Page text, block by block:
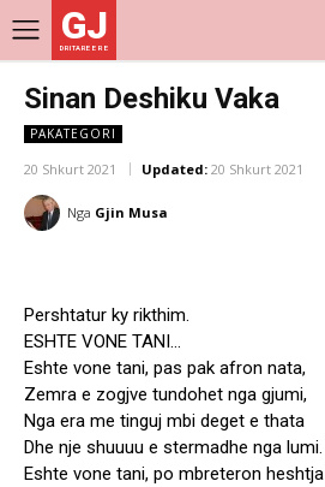
GJ
DRITARE E RE
Sinan Deshiku Vaka
PAKATEGORI
20 Shkurt 2021 Updated: 20 Shkurt 2021
Nga Gjin Musa
Pershtatur ky rikthim.
ESHTE VONE TANI…
Eshte vone tani, pas pak afron nata,
Zemra e zogjve tundohet nga gjumi,
Nga era me tinguj mbi deget e thata
Dhe nje shuuuu e stermadhe nga lumi.
Eshte vone tani, po mbreteron heshtja